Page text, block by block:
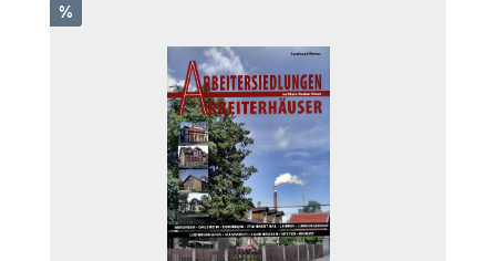
Rabatt
%